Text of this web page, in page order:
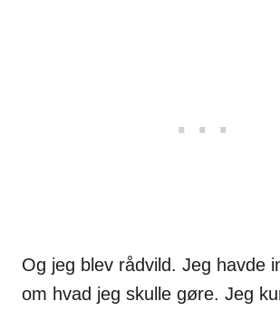
Og jeg blev rådvild. Jeg havde
om hvad jeg skulle gøre. Jeg